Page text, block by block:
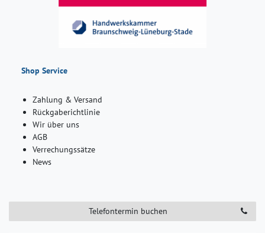
Shop Service
Zahlung & Versand
Rückgaberichtlinie
Wir über uns
AGB
Verrechungssätze
News
Telefontermin buchen